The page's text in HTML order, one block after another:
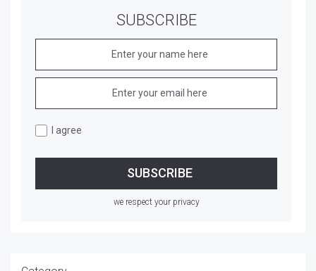
SUBSCRIBE
I agree
we respect your privacy